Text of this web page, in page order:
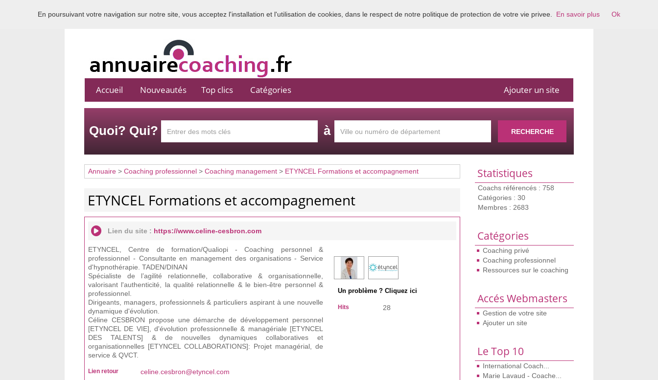
Bienvenue sur l'annuaire du coaching en France
Accueil Nouveautés Top clics Catégories Ajouter un site
Quoi? Qui? à RECHERCHE
Statistiques
Coachs référencés : 758
Catégories : 30
Membres : 2683
Catégories
Coaching privé
Coaching professionnel
Ressources sur le coaching
Accés Webmasters
Gestion de votre site
Ajouter un site
Le Top 10
International Coach...
Marie Lavaud - Coache...
Annuaire > Coaching professionnel > Coaching management > ETYNCEL Formations et accompagnement
ETYNCEL Formations et accompagnement
Lien du site : https://www.celine-cesbron.com
ETYNCEL, Centre de formation/Qualiopi - Coaching personnel &
professionnel - Consultante en management des organisations - Service
d'hypnothérapie. TADEN/DINAN
Spécialiste de l’agilité relationnelle, collaborative & organisationnelle,
valorisant l'authenticité, la qualité relationnelle & le bien-être personnel &
professionnel.
Dirigeants, managers, professionnels & particuliers aspirant à une nouvelle
dynamique d'évolution.
Céline CESBRON propose une démarche de développement personnel
[ETYNCEL DE VIE], d'évolution professionnelle & managériale [ETYNCEL
DES TALENTS] & de nouvelles dynamiques collaboratives et
organisationnelles [ETYNCEL COLLABORATIONS]: Projet managérial, de
service & QVCT.
Lien retour celine.cesbron@etyncel.com
Un problème ? Cliquez ici
Hits 28
En poursuivant votre navigation sur notre site, vous acceptez l'installation et l'utilisation de cookies, dans le respect de notre politique de protection de votre vie privee. En savoir plus Ok